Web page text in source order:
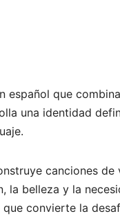
español que
una identidad
canciones
la belleza y la
que convierte la